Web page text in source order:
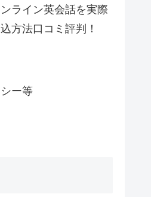
ライン英会話を実際
方法口コミ評判！
ー等